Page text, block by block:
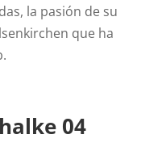
la pasión de su
que ha
04